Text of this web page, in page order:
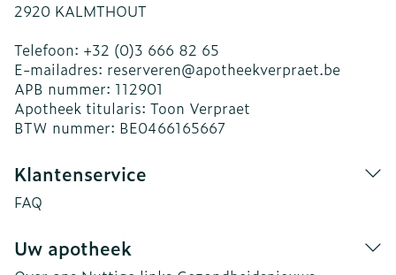
2920 KALMTHOUT
Telefoon: +32 (0)3 666 82 65
E-mailadres: reserveren@apotheekverpraet.be
APB nummer: 112901
Apotheek titularis: Toon Verpraet
BTW nummer: BE0466165667
Klantenservice
FAQ
Uw apotheek